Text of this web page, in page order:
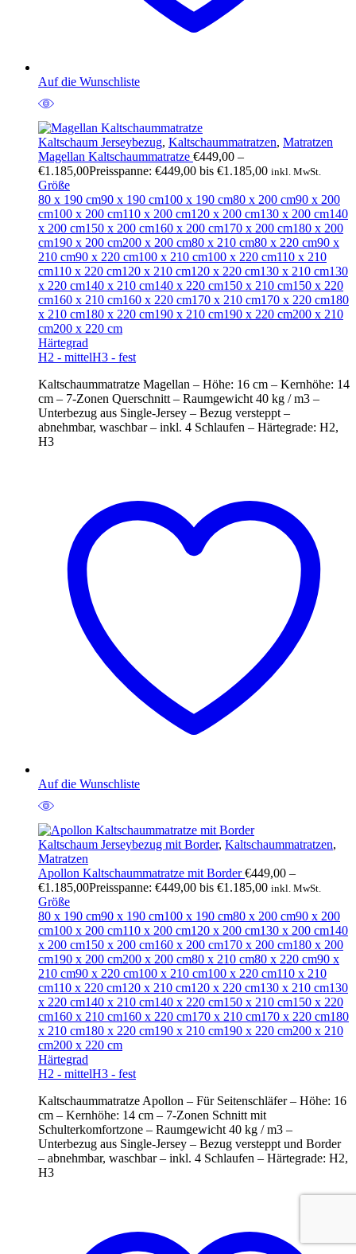
Auf die Wunschliste
Kaltschaum Jerseybezug, Kaltschaummatratzen, Matratzen
Magellan Kaltschaummatratze €449,00 –
€1.185,00Preisspanne: €449,00 bis €1.185,00 inkl. MwSt.
Größe
80 x 190 cm90 x 190 cm100 x 190 cm80 x 200 cm90 x 200
cm100 x 200 cm110 x 200 cm120 x 200 cm130 x 200 cm140
x 200 cm150 x 200 cm160 x 200 cm170 x 200 cm180 x 200
cm190 x 200 cm200 x 200 cm80 x 210 cm80 x 220 cm90 x
210 cm90 x 220 cm100 x 210 cm100 x 220 cm110 x 210
cm110 x 220 cm120 x 210 cm120 x 220 cm130 x 210 cm130
x 220 cm140 x 210 cm140 x 220 cm150 x 210 cm150 x 220
cm160 x 210 cm160 x 220 cm170 x 210 cm170 x 220 cm180
x 210 cm180 x 220 cm190 x 210 cm190 x 220 cm200 x 210
cm200 x 220 cm
Härtegrad
H2 - mittelH3 - fest
Kaltschaummatratze Magellan – Höhe: 16 cm – Kernhöhe: 14
cm – 7-Zonen Querschnitt – Raumgewicht 40 kg / m3 –
Unterbezug aus Single-Jersey – Bezug versteppt –
abnehmbar, waschbar – inkl. 4 Schlaufen – Härtegrade: H2,
H3
Auf die Wunschliste
Kaltschaum Jerseybezug mit Border, Kaltschaummatratzen,
Matratzen
Apollon Kaltschaummatratze mit Border€449,00 –
€1.185,00Preisspanne: €449,00 bis €1.185,00 inkl. MwSt.
Größe
80 x 190 cm90 x 190 cm100 x 190 cm80 x 200 cm90 x 200
cm100 x 200 cm110 x 200 cm120 x 200 cm130 x 200 cm140
x 200 cm150 x 200 cm160 x 200 cm170 x 200 cm180 x 200
cm190 x 200 cm200 x 200 cm80 x 210 cm80 x 220 cm90 x
210 cm90 x 220 cm100 x 210 cm100 x 220 cm110 x 210
cm110 x 220 cm120 x 210 cm120 x 220 cm130 x 210 cm130
x 220 cm140 x 210 cm140 x 220 cm150 x 210 cm150 x 220
cm160 x 210 cm160 x 220 cm170 x 210 cm170 x 220 cm180
x 210 cm180 x 220 cm190 x 210 cm190 x 220 cm200 x 210
cm200 x 220 cm
Härtegrad
H2 - mittelH3 - fest
Kaltschaummatratze Apollon – Für Seitenschläfer – Höhe: 16
cm – Kernhöhe: 14 cm – 7-Zonen Schnitt mit
Schulterkomfortzone – Raumgewicht 40 kg / m3 –
Unterbezug aus Single-Jersey – Bezug versteppt und Border
– abnehmbar, waschbar – inkl. 4 Schlaufen – Härtegrade: H2,
H3